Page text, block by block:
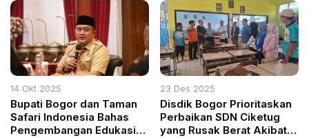
Pendidikan Bernoda
14 Okt 2025
Bupati Bogor dan Taman
Safari Indonesia Bahas
Pengembangan Edukasi
23 Des 2025
Disdik Bogor Prioritaskan
Perbaikan SDN Ciketug
yang Rusak Berat Akibat